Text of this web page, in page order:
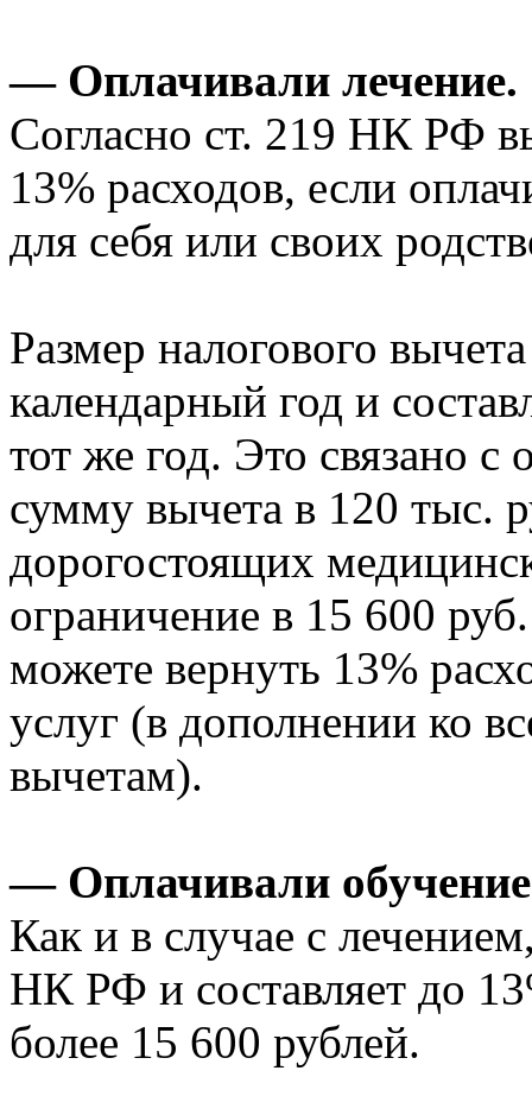
— Оплачивали лечение.
Согласно ст. 219 НК РФ
13% расходов, если
для себя или своих
Размер налогового
календарный год и
тот же год. Это связано
сумму вычета в 120 тыс.
дорогостоящих
ограничение в 15 600
можете вернуть 13%
услуг (в дополнении ко
вычетам).
— Оплачивали
Как и в случае с
НК РФ и составляет до
более 15 600 рублей.